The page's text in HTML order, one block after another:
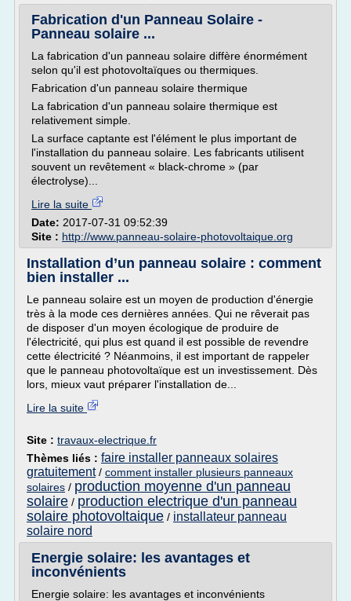
Fabrication d'un Panneau Solaire -
Panneau solaire ...
La fabrication d'un panneau solaire diffère énormément
selon qu'il est photovoltaïques ou thermiques.
Fabrication d'un panneau solaire thermique
La fabrication d'un panneau solaire thermique est
relativement simple.
La surface captante est l'élément le plus important de
l'installation du panneau solaire. Les fabricants utilisent
souvent un revêtement « black-chrome » (par
électrolyse)...
Lire la suite
Date: 2017-07-31 09:52:39
Site : http://www.panneau-solaire-photovoltaique.org
Installation d’un panneau solaire : comment
bien installer ...
Le panneau solaire est un moyen de production d'énergie
très à la mode ces dernières années. Qui ne rêverait pas
de disposer d'un moyen écologique de produire de
l'électricité, qui plus est quand il est possible de revendre
cette électricité ? Néanmoins, il est important de rappeler
que le panneau photovoltaïque est un investissement. Dès
lors, mieux vaut préparer l'installation de...
Lire la suite
Site : travaux-electrique.fr
Thèmes liés : faire installer panneaux solaires
gratuitement/ comment installer plusieurs panneaux
solaires / production moyenne d'un panneau
solaire / production electrique d'un panneau
solaire photovoltaique / installateur panneau
solaire nord
Energie solaire: les avantages et
inconvénients
Energie solaire: les avantages et inconvénients